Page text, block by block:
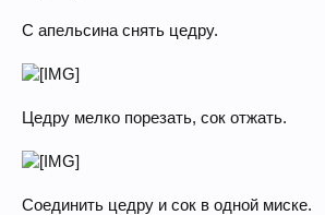
С апельсина снять цедру.
Цедру мелко порезать, сок отжать.
Соединить цедру и сок в одной миске.